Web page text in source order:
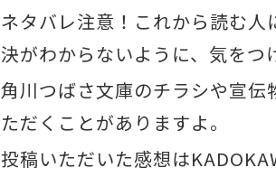
ネタバレ注意！これから読む人
決がわからないように、気をつ
角川つばさ文庫のチラシや宣伝
ただくことがありますよ。
投稿いただいた感想は